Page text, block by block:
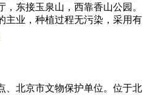
东接玉泉山，西靠香山公园。
主业，种植过程无污染，采用有
北京市文物保护单位。位于北